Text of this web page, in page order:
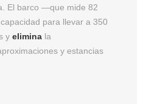
El barco —que mide 82
para llevar a 350
y elimina la
y estancias